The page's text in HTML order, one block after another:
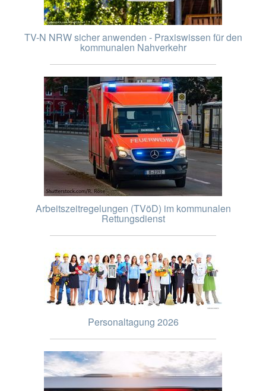
TV-N NRW sicher anwenden - Praxiswissen für den
kommunalen Nahverkehr
Arbeitszeitregelungen (TVöD) im kommunalen
Rettungsdienst
Personaltagung 2026